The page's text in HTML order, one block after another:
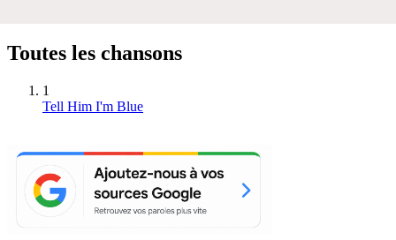
Toutes les chansons
1
Tell Him I'm Blue